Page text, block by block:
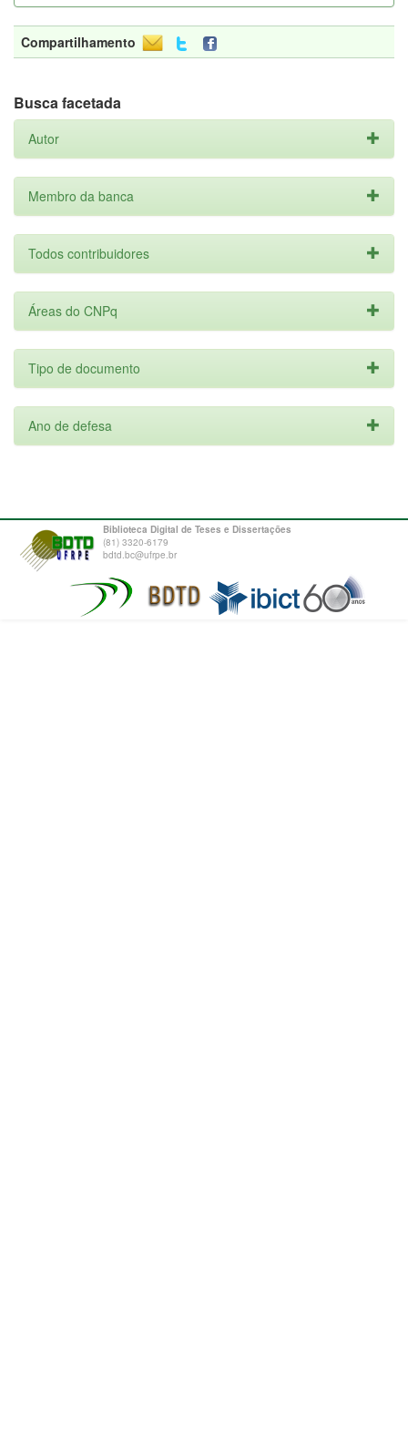
Compartilhamento
Busca facetada
Autor
Membro da banca
Todos contribuidores
Áreas do CNPq
Tipo de documento
Ano de defesa
Biblioteca Digital de Teses e Dissertações
(81) 3320-6179
bdtd.bc@ufrpe.br